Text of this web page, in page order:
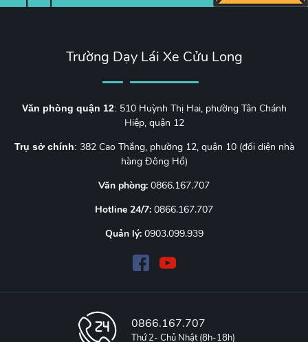
Trường Dạy Lái Xe Cửu Long
Văn phòng quận 12: 510 Huỳnh Thị Hai, phường Tân Chánh
Hiệp, quận 12
Trụ sở chính: 382 Cao Thắng, phường 12, quận 10 (đối diện nhà
hàng Đông Hồ)
Văn phòng: 0866.167.707
Hotline 24/7: 0866.167.707
Quản lý:0903.099.939
0866.167.707
Thứ 2- Chủ Nhật (8h-18h)